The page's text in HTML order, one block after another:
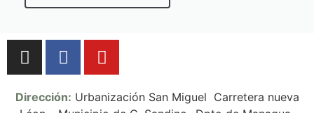
Dirección: Urbanización San Miguel Carretera nueva